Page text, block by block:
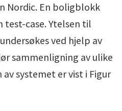
Nordic. En boligblokk
test-case. Ytelsen til
ved hjelp av
sammenligning av ulike
av systemet er vist i Figur